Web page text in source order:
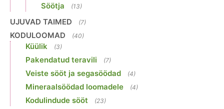
Söötja (13)
UJUVAD TAIMED (7)
KODULOOMAD (40)
Küülik (3)
Pakendatud teravili (7)
Veiste sööt ja segasöödad (4)
Mineraalsöödad loomadele (4)
Kodulindude sööt (23)